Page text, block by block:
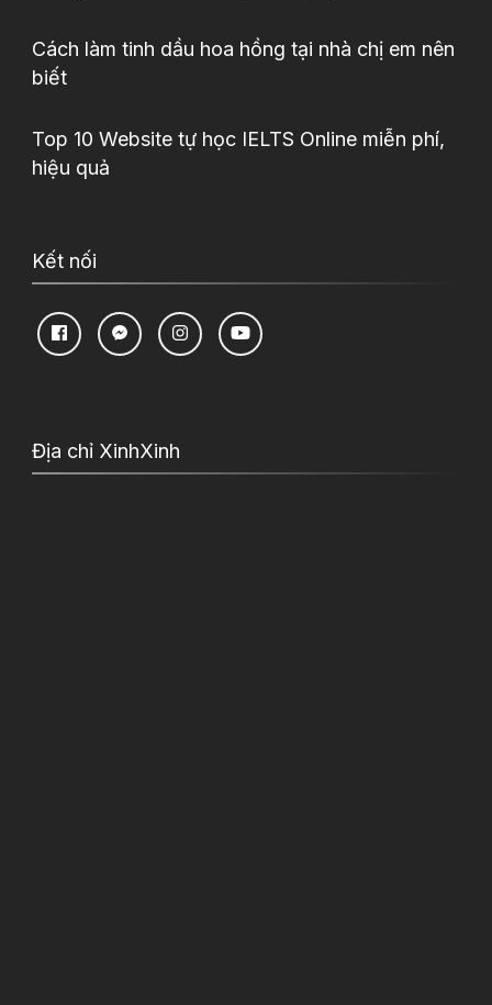
Cách làm tinh dầu hoa hồng tại nhà chị em nên
biết
Top 10 Website tự học IELTS Online miễn phí,
hiệu quả
Kết nối
Địa chỉ XinhXinh